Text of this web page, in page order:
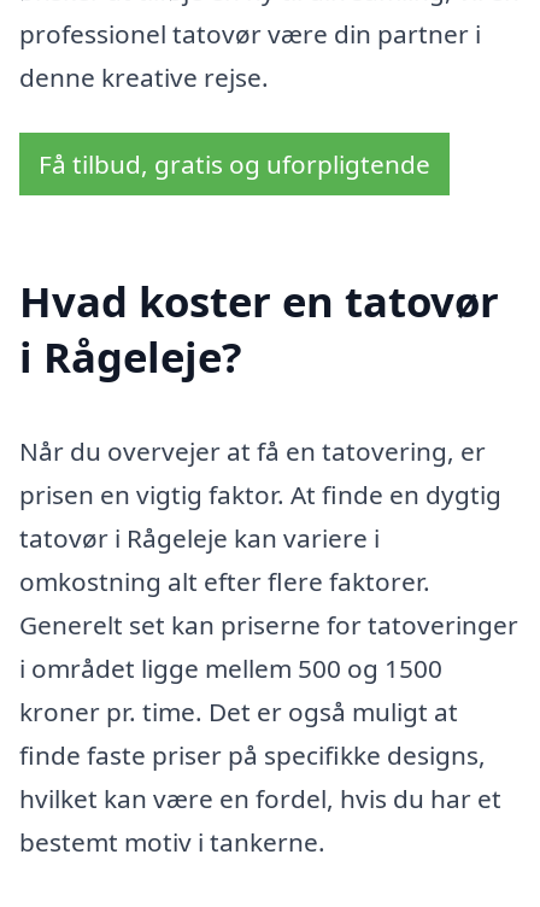
professionel tatovør være din partner i
denne kreative rejse.
Få tilbud, gratis og uforpligtende
Hvad koster en tatovør
i Rågeleje?
Når du overvejer at få en tatovering, er
prisen en vigtig faktor. At finde en dygtig
tatovør i Rågeleje kan variere i
omkostning alt efter flere faktorer.
Generelt set kan priserne for tatoveringer
i området ligge mellem 500 og 1500
kroner pr. time. Det er også muligt at
finde faste priser på specifikke designs,
hvilket kan være en fordel, hvis du har et
bestemt motiv i tankerne.